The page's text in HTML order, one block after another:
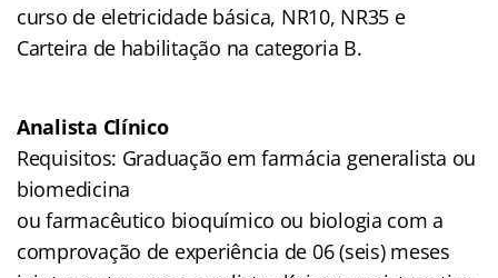
curso de eletricidade básica, NR10, NR35 e
Carteira de habilitação na categoria B.
Analista Clínico
Requisitos: Graduação em farmácia generalista ou
biomedicina
ou farmacêutico bioquímico ou biologia com a
comprovação de experiência de 06 (seis) meses